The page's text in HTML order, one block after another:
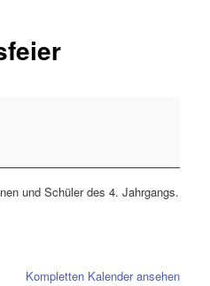
und Schüler des 4. Jahrgangs.
Kompletten Kalender ansehen